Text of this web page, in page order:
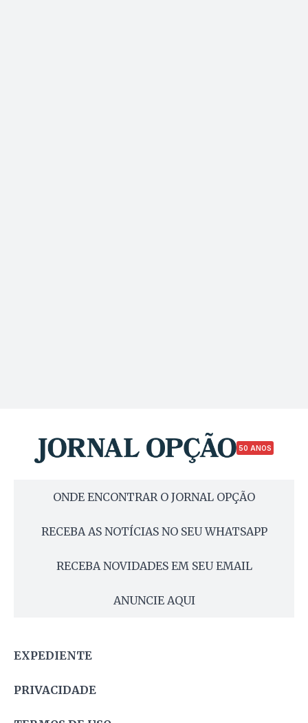
50 ANOS
ONDE ENCONTRAR O JORNAL OPÇÃO
RECEBA AS NOTÍCIAS NO SEU WHATSAPP
RECEBA NOVIDADES EM SEU EMAIL
ANUNCIE AQUI
EXPEDIENTE
PRIVACIDADE